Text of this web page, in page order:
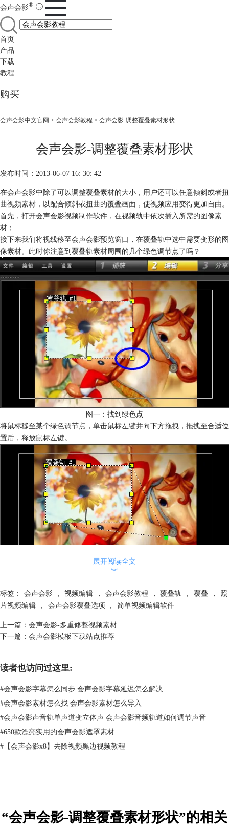
会声会影®
首页
产品
下载
教程
购买
会声会影中文官网 > 会声会影教程 > 会声会影-调整覆叠素材形状
会声会影-调整覆叠素材形状
发布时间：2013-06-07 16: 30: 42
在会声会影中除了可以调整覆叠素材的大小，用户还可以任意倾斜或者扭
曲视频素材，以配合倾斜或扭曲的覆叠画面，使视频应用变得更加自由。
首先，打开会声会影视频制作软件 ，在视频轨中依次插入所需的图像素
材；
接下来我们将视线移至会声会影预览窗口，在覆叠轨中选中需要变形的图
像素材。此时你注意到覆叠轨素材周围的几个绿色调节点了吗？
图一：找到绿色点
将鼠标移至某个绿色调节点，单击鼠标左键并向下方拖拽，拖拽至合适位
置后，释放鼠标左键。
以同样方法来调节图片素材上另外几个绿色调节点位置，松开鼠标左键即
可看到图像素材形状调整成功——
图三：调节另外几个点
展开阅读全文
︾
标签： 会声会影 ， 视频编辑 ， 会声会影教程 ， 覆叠轨 ， 覆叠 ，
照
片视频编辑
， 会声会影覆叠选项 ， 简单视频编辑软件
上一篇： 会声会影-多重修整视频素材
下一篇： 会声会影模板下载站点推荐
读者也访问过这里:
#会声会影字幕怎么同步 会声会影字幕延迟怎么解决
#会声会影素材怎么找 会声会影素材怎么导入
#会声会影声音轨单声道变立体声 会声会影音频轨道如何调节声音
#650款漂亮实用的会声会影遮罩素材
# 【会声会影x8】去除视频黑边视频教程
“会声会影-调整覆叠素材形状”的相关